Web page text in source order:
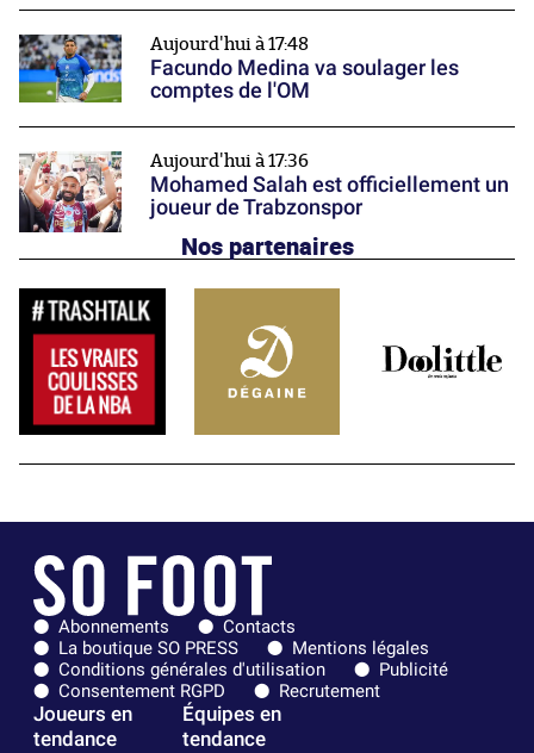
Aujourd'hui à 17:48
Facundo Medina va soulager les
comptes de l'OM
Aujourd'hui à 17:36
Mohamed Salah est officiellement un
joueur de Trabzonspor
Nos partenaires
Abonnements
Contacts
La boutique SO PRESS
Mentions légales
Conditions générales d'utilisation
Publicité
Consentement RGPD
Recrutement
Joueurs en
tendance
Équipes en
tendance